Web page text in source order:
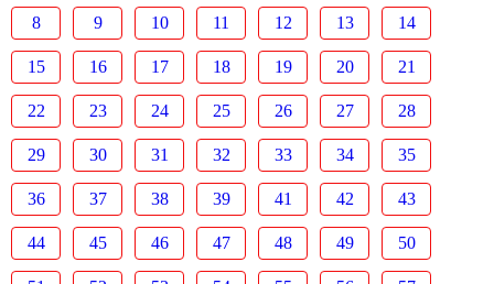
8 9 10 11 12 13 14
15 16 17 18 19 20 21
22 23 24 25 26 27 28
29 30 31 32 33 34 35
36 37 38 39 41 42 43
44 45 46 47 48 49 50